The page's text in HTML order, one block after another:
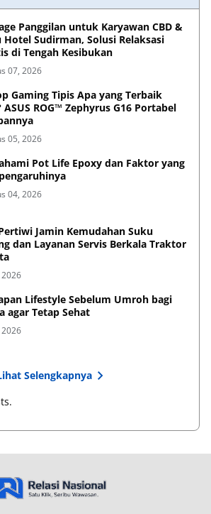
Panggilan untuk Karyawan CBD &
Hotel Sudirman, Solusi Relaksasi
di Tengah Kesibukan
07, 2026
Gaming Tipis Apa yang Terbaik
ASUS ROG™ Zephyrus G16 Portabel
05, 2026
Pot Life Epoxy dan Faktor yang
04, 2026
Jamin Kemudahan Suku
dan Layanan Servis Berkala Traktor
2026
Lifestyle Sebelum Umroh bagi
agar Tetap Sehat
2026
Selengkapnya